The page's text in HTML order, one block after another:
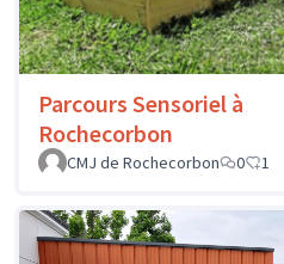
Parcours Sensoriel à
Rochecorbon
CMJ de Rochecorbon
0 1